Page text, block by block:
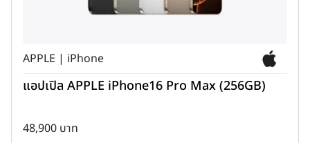
ด้านล่างตัวเครื่อง มีลำโพงเสียง, พอร์ต USB-C และรูเสียบชุดหูฟังขนาด
APPLE | iPhone
แอปเปิล APPLE iPhone16 Pro Max (256GB)
48,900 บาท